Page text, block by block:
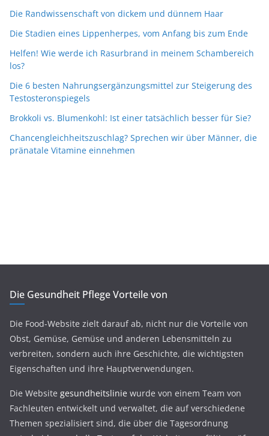
Die Randwissenschaft von dickem und dünnem Haar
Die Stadien eines Lippenherpes, vom Anfang bis zum Ende
Helfen! Wie werde ich Rasurbrand in meinem Schambereich
los?
Die 6 besten Nahrungsergänzungsmittel zur Steigerung des
Testosteronspiegels
Brokkoli vs. Blumenkohl: Ist einer tatsächlich besser für Sie?
Chancengleichheitszuschlag? Sprechen wir über Männer, die
pränatale Vitamine einnehmen
Die Gesundheit Pflege Vorteile von
Die Food-Website zielt darauf ab, nicht nur die Vorteile von
Obst, Gemüse, Gemüse und anderen Lebensmitteln zu
verbreiten, sondern auch ihre Geschichte, die wichtigsten
Eigenschaften und ihre Hauptverwendungen.
Die Website gesundheitslinie wurde von einem Team von
Fachleuten entwickelt und verwaltet, die auf verschiedene
Themen spezialisiert sind, die über die Tagesordnung